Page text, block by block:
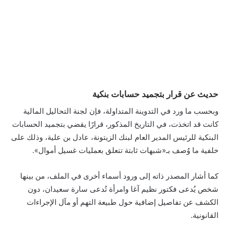
حديث عن قرار بتجميد حسابات بنكية
وبحسب ما ورد في التدوينة المتداولة، فإن لجنة التحاليل المالية
كانت قد اتخذت، في التاريخ المذكور، قرارًا يقضي بتجميد الحسابات
البنكية للرئيس المدير العام لبنك الزيتونة، عادل بن علية، وذلك على
خلفية ما وُصف بـ«شبهات ثابتة تتعلق بعمليات غسيل أموال».
كما أشار المصدر ذاته إلى ورود أسماء أخرى في الملف، من بينها
شخص يُدعى فكتور نظيم آغا وامرأة تُدعى سارة سعيدان، دون
الكشف عن تفاصيل إضافية حول طبيعة التهم أو مآل الإجراءات
القانونية.